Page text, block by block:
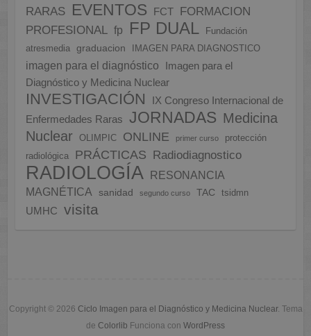
RARAS EVENTOS FCT
FORMACION
PROFESIONAL fp FP DUAL
Fundación
atresmedia
graduacion IMAGEN PARA DIAGNOSTICO
imagen para el diagnóstico
Imagen para el
Diagnóstico y Medicina Nuclear
INVESTIGACIÓN
IX Congreso Internacional de
Enfermedades Raras
JORNADAS Medicina
Nuclear
OLIMPIC ONLINE primer curso
protección
radiológica
PRÁCTICAS Radiodiagnostico
RADIOLOGÍA
RESONANCIA
MAGNÉTICA
sanidad segundo curso TAC tsidmn
UMHC visita
Copyright © 2026 Ciclo Imagen para el Diagnóstico y Medicina Nuclear. Tema
de Colorlib Funciona con WordPress